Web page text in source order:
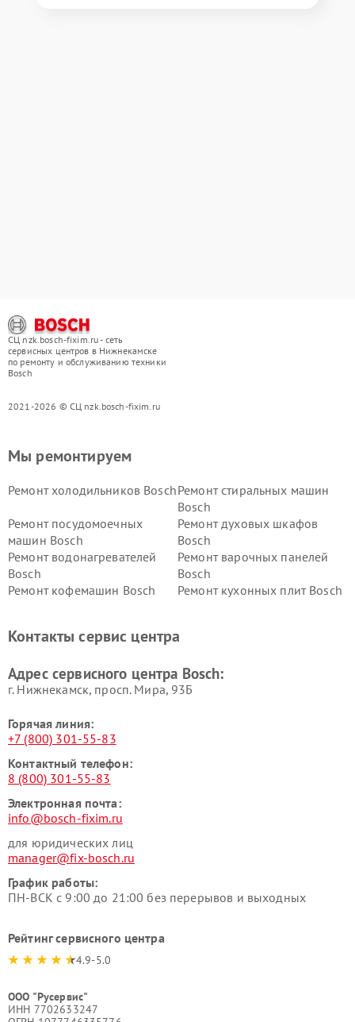
СЦ nzk.bosch-fixim.ru - сеть
сервисных центров в Нижнекамске
по ремонту и обслуживанию техники
Bosch
2021-2026 © СЦ nzk.bosch-fixim.ru
Мы ремонтируем
Ремонт холодильников BoschРемонт стиральных машин
Bosch
Ремонт посудомоечных
машин Bosch
Ремонт духовых шкафов
Bosch
Ремонт водонагревателей
Bosch
Ремонт варочных панелей
Bosch
Ремонт кофемашин Bosch
Ремонт кухонных плит Bosch
Ремонт сушильных автоматовРемонт морозильных камер
Контакты сервис центра
Адрес сервисного центра Bosch:
г. Нижнекамск, просп. Мира, 93Б
Горячая линия:
+7 (800) 301-55-83
Контактный телефон:
8 (800) 301-55-83
Электронная почта:
info@bosch-fixim.ru
для юридических лиц
manager@fix-bosch.ru
График работы:
ПН-ВСК с 9:00 до 21:00 без перерывов и выходных
Рейтинг сервисного центра
4.9-5.0
ООО "Русервис"
ИНН 7702633247